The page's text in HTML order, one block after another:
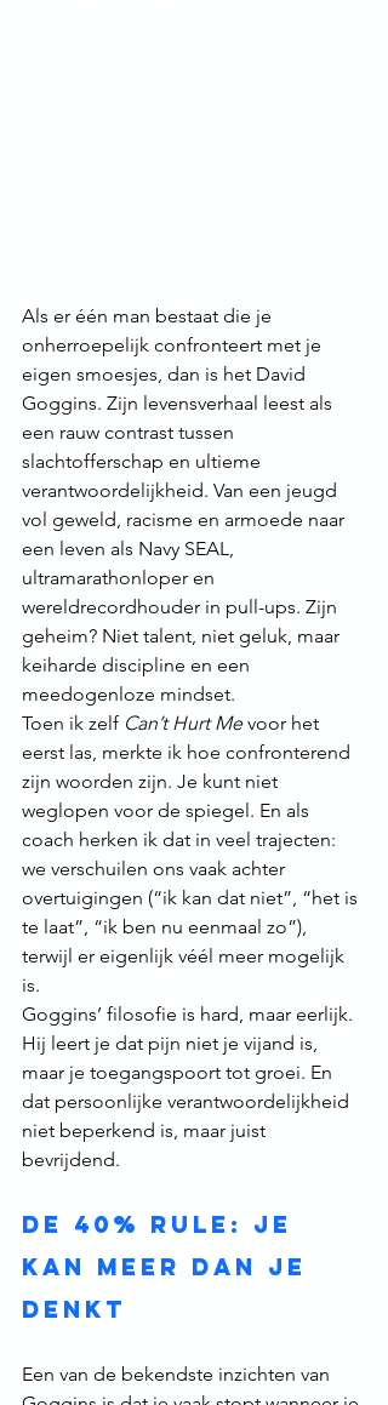
Als er één man bestaat die je
onherroepelijk confronteert met je
eigen smoesjes, dan is het David
Goggins. Zijn levensverhaal leest als
een rauw contrast tussen
slachtofferschap en ultieme
verantwoordelijkheid. Van een jeugd
vol geweld, racisme en armoede naar
een leven als Navy SEAL,
ultramarathonloper en
wereldrecordhouder in pull-ups. Zijn
geheim? Niet talent, niet geluk, maar
keiharde discipline en een
meedogenloze mindset.
Toen ik zelf Can’t Hurt Me voor het
eerst las, merkte ik hoe confronterend
zijn woorden zijn. Je kunt niet
weglopen voor de spiegel. En als
coach herken ik dat in veel trajecten:
we verschuilen ons vaak achter
overtuigingen (“ik kan dat niet”, “het is
te laat”, “ik ben nu eenmaal zo”),
terwijl er eigenlijk véél meer mogelijk
is.
Goggins’ filosofie is hard, maar eerlijk.
Hij leert je dat pijn niet je vijand is,
maar je toegangspoort tot groei. En
dat persoonlijke verantwoordelijkheid
niet beperkend is, maar juist
bevrijdend.
De 40% Rule: je
kan meer dan je
denkt
Een van de bekendste inzichten van